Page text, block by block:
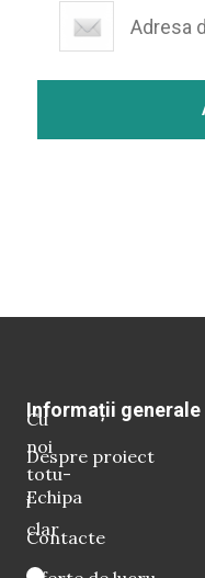
Cu
noi
totu-
i
clar
Informații generale
Despre proiect
Echipa
Contacte